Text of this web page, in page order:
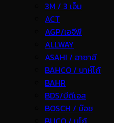
3M / 3 เอ็ม
ACT
AGP/เอจีพี
ALLWAY
ASAHI / อาซาฮี
BAHCO / บาห์โก้
BAHR
BDS/บีดีเอส
BOSCH / บ๊อช